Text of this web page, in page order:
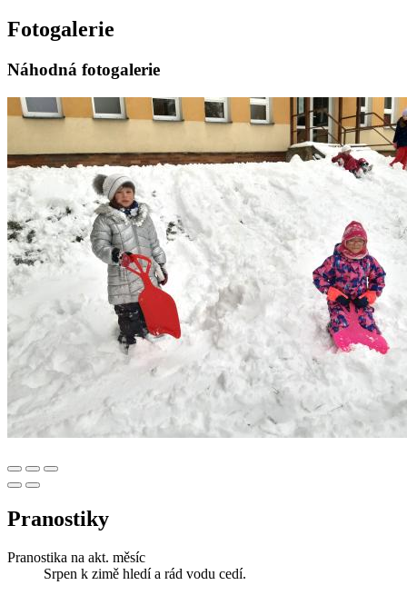
Fotogalerie
Náhodná fotogalerie
Pranostiky
Pranostika na akt. měsíc
Srpen k zimě hledí a rád vodu cedí.